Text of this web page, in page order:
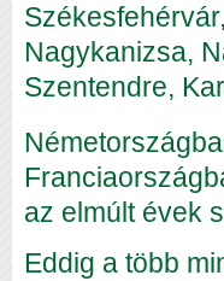
Nagykanizsa,
Szentendre,
az elmúlt évek
Eddig a több